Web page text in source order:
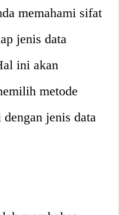
memahami sifat
jenis data
ini akan
metode
jenis data